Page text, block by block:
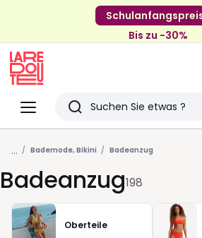
Bis zu -30%
Menü
Redoute
Suchen
Zuletzt
angesehenen
Artikel
... Bademode, Bikini Badeanzug
Badeanzug198
Oberteile